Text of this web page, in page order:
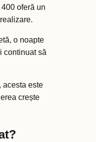
oferă un
o noapte
continuat să
acesta este
crește